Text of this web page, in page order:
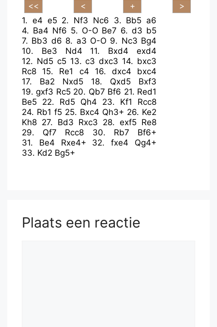
1. e4 e5 2. Nf3 Nc6 3. Bb5 a6
4. Ba4 Nf6 5. O-O Be7 6.d3 b5
7. Bb3 d6 8. a3 O-O 9. Nc3 Bg4
10. Be3 Nd4 11. Bxd4
exd4
12. Nd5 c5 13.c3 dxc3 14. bxc3
Rc8
15. Re1 c4 16. dxc4
bxc4
17. Ba2 Nxd5 18. Qxd5
Bxf3
19.gxf3 Rc5 20. Qb7 Bf6 21. Red1
Be5 22. Rd5 Qh4 23. Kf1
Rcc8
24. Rb1 f5 25. Bxc4 Qh3+ 26. Ke2
Kh8 27. Bd3 Rxc3 28. exf5 Re8
29. Qf7 Rcc8 30. Rb7
Bf6+
31. Be4 Rxe4+ 32.fxe4
Qg4+
33. Kd2 Bg5+
Plaats een reactie